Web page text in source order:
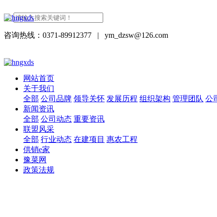
咨询热线：0371-89912377 | ym_dzsw@126.com
网站首页
关于我们
全部 公司品牌 领导关怀 发展历程 组织架构 管理团队 公
新闻资讯
全部 公司动态 重要资讯
联盟风采
全部 行业动态 在建项目 惠农工程
供销e家
豫菜网
政策法规